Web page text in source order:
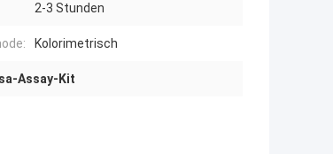
2-3 Stunden
Kolorimetrisch
Assay-Kit